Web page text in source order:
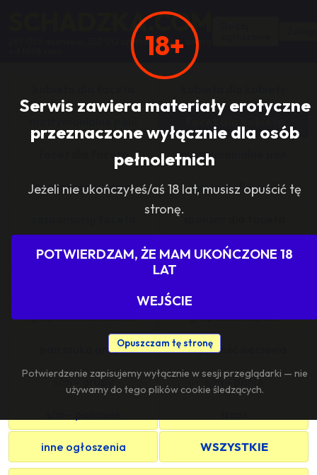
18+
Serwis zawiera materiały erotyczne
przeznaczone wyłącznie dla osób
pełnoletnich
Jeżeli nie ukończyłeś/aś 18 lat, musisz opuścić tę
stronę.
POTWIERDZAM, ŻE MAM UKOŃCZONE 18
LAT
WEJŚCIE
Opuszczam tę stronę
Potwierdzenie zapisujemy wyłącznie w sesji przeglądarki — nie
używamy do tego plików cookie śledzących.
SCHADZKA.COM
267 053 anonsów, 352 012 użytkowników, działa
facet dla faceta matrymonialne pan
zasponsoruj panią sponsor dla pani
sponsoring grupy agencje towarzyskie
grupowo i odlotowo grupa szuka pani
pan szuka grupy znajomość sieciowa
s/m - grupy s/m - panie
inne ogłoszenia WSZYSTKIE